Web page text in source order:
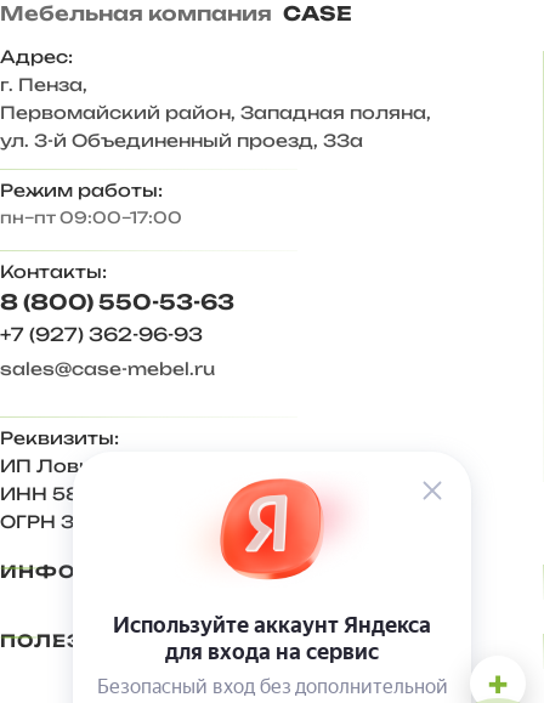
Мебельная компания CASE
Адрес:
г. Пенза,
Первомайский район, Западная поляна,
ул. 3-й Объединенный проезд, 33а
Режим работы:
пн–пт 09:00–17:00
Контакты:
8 (800) 550-53-63
+7 (927) 362-96-93
sales@case-mebel.ru
Реквизиты:
ИП Ловкова Ирина Евгеньевна
ИНН 583409650270
ОГРН 321583500001500
ИНФОРМАЦИЯ
ПОЛЕЗНОЕ
+